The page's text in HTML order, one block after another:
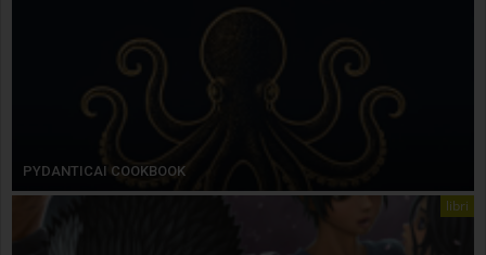
PYDANTICAI COOKBOOK
libri